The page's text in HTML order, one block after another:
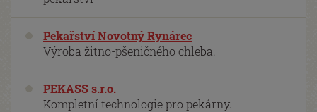
Pekařství Novotný Rynárec
Výroba žitno-pšeničného chleba.
PEKASS s.r.o.
Kompletní technologie pro pekárny.